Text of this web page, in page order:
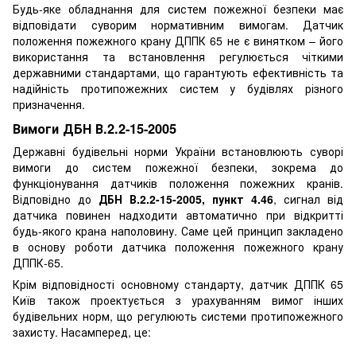
Будь-яке обладнання для систем пожежної безпеки має
відповідати суворим нормативним вимогам. Датчик
положення пожежного крану ДППК 65 не є винятком – його
використання та встановлення регулюється чіткими
державними стандартами, що гарантують ефективність та
надійність протипожежних систем у будівлях різного
призначення.
Вимоги ДБН В.2.2-15-2005
Державні будівельні норми України встановлюють суворі
вимоги до систем пожежної безпеки, зокрема до
функціонування датчиків положення пожежних кранів.
Відповідно до ДБН В.2.2-15-2005, пункт 4.46, сигнал від
датчика повинен надходити автоматично при відкритті
будь-якого крана наполовину. Саме цей принцип закладено
в основу роботи датчика положення пожежного крану
ДППК-65.
Крім відповідності основному стандарту, датчик ДППК 65
Київ також проектується з урахуванням вимог інших
будівельних норм, що регулюють системи протипожежного
захисту. Насамперед, це: